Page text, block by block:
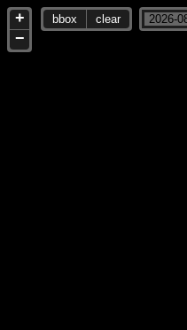
+
−
bbox clear